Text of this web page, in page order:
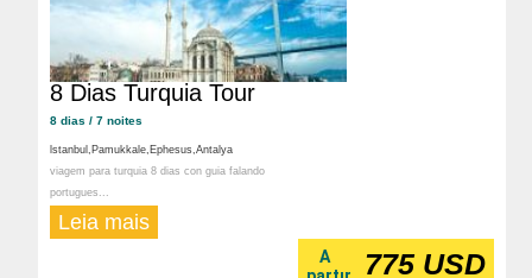
8 Dias Turquia Tour
8 dias / 7 noites
lstanbul,Pamukkale,Ephesus,Antalya
viagem para turquia 8 dias con guia falando
portugues...
Leia mais
A
775 USD